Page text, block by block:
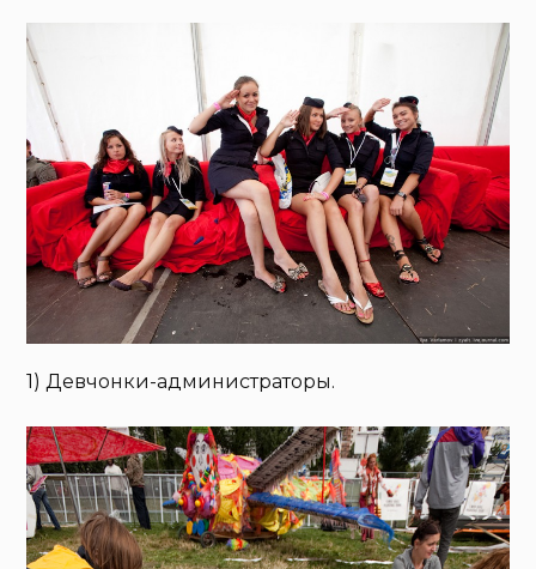
1) Девчонки-администраторы.